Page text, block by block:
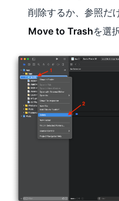
削除するか、参照だ
Move to Trashを選